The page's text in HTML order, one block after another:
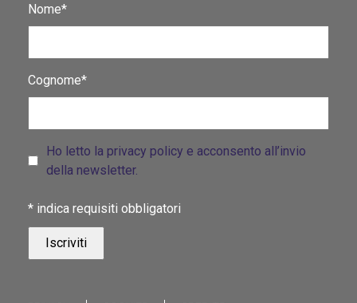
Nome*
Cognome*
Ho letto la privacy policy e acconsento all’invio
della newsletter.
* indica requisiti obbligatori